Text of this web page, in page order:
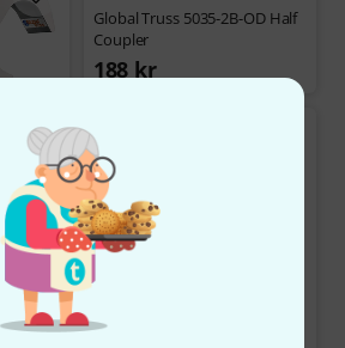
Global Truss 5035-2B-OD Half
Coupler
188 kr